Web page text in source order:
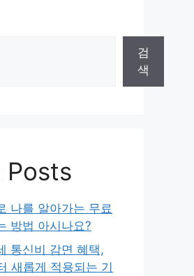
검
색
Posts
나를 알아가는 무료
방법 아시나요?
통신비 감면 혜택,
새롭게 적용되는 기